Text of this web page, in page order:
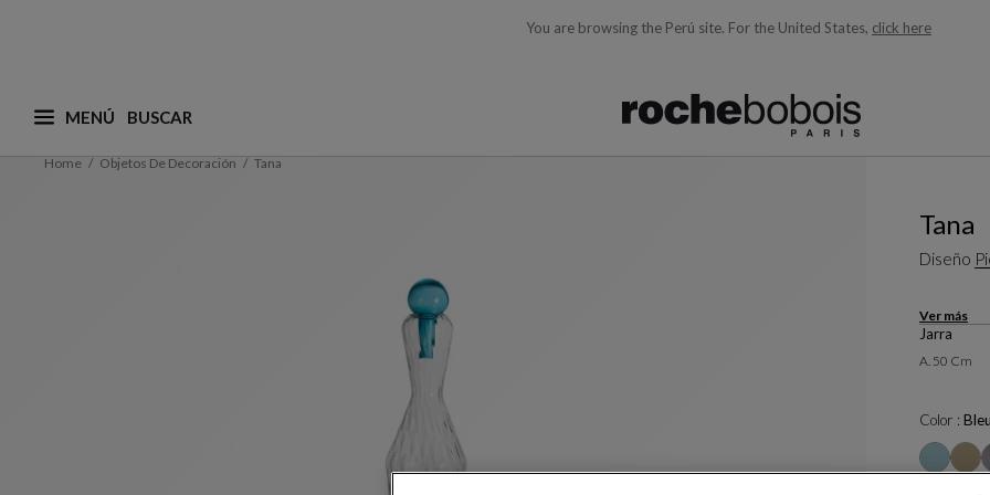
You are browsing the Perú site. For the United States, click here
MENÚ
¿Qué está buscando? (adaptamos las sugerencias aquí debajo acorde con lo que está buscando)
Home Objetos De Decoración Tana
Tana
Diseño
Ver más
Jarra
A. 50 Cm
Color :